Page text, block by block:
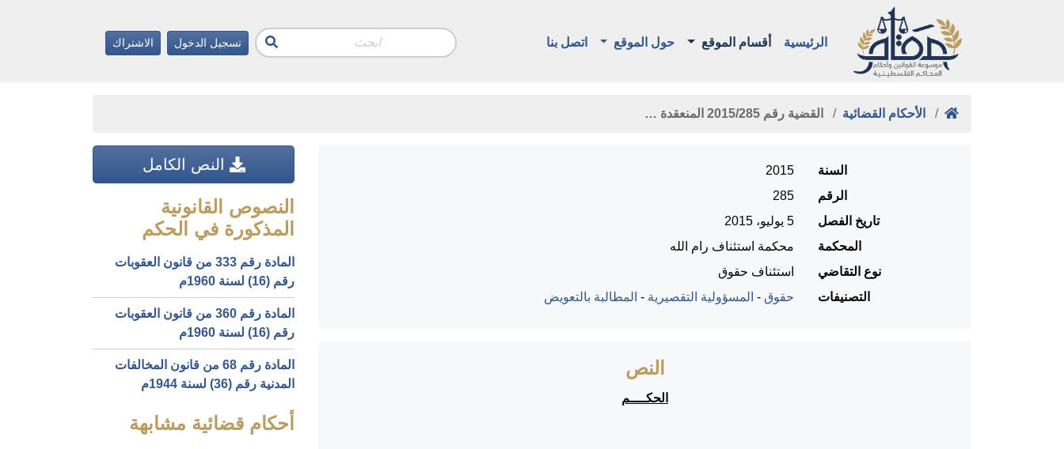
الرئيسية أقسام الموقع حول الموقع اتصل بنا تسجيل الدخول الاشتراك
الأحكام القضائية القضية رقم ‎285‏/‎2015‏ المنعقدة …
السنة
2015
الرقم
285
تاريخ الفصل
5 يوليو، 2015
المحكمة
محكمة استئناف رام الله
نوع التقاضي
استئناف حقوق
التصنيفات
حقوق - المسؤولية التقصيرية - المطالبة بالتعويض
النص
الحكــــم
النص الكامل
النصوص القانونية
المذكورة في الحكم
المادة رقم 333 من قانون العقوبات
رقم (16) لسنة 1960م
المادة رقم 360 من قانون العقوبات
رقم (16) لسنة 1960م
المادة رقم 68 من قانون المخالفات
المدنية رقم (36) لسنة 1944م
أحكام قضائية مشابهة